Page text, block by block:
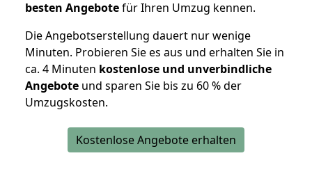
besten Angebotefür Ihren Umzug kennen.
Die Angebotserstellung dauert nur wenige
Minuten. Probieren Sie es aus und erhalten Sie in
ca. 4 Minuten kostenlose und unverbindliche
Angebote und sparen Sie bis zu 60 % der
Umzugskosten.
Kostenlose Angebote erhalten